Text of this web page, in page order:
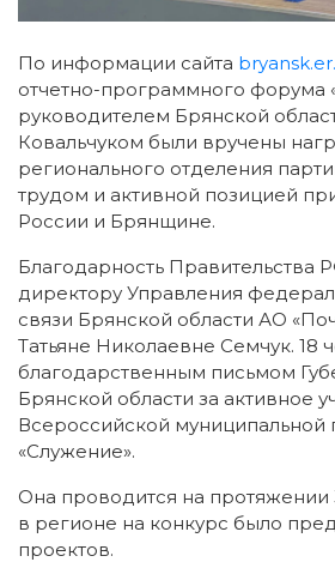
По информации сайта
отчетно-программного форума
руководителем Брянской
Ковальчуком были вручены
регионального отделения
трудом и активной позицией
России и Брянщине.
Благодарность Правительства
директору Управления
связи Брянской области АО
Татьяне Николаевне Семчук. 18
благодарственным письмом
Брянской области за активное
Всероссийской муниципальной
«Служение».
Она проводится на протяжении
в регионе на конкурс было
проектов.